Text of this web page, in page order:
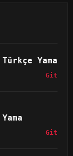
Yama
Git
Git